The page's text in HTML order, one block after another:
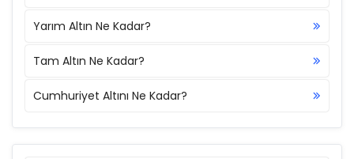
Yarım Altın Ne Kadar?
Tam Altın Ne Kadar?
Cumhuriyet Altını Ne Kadar?